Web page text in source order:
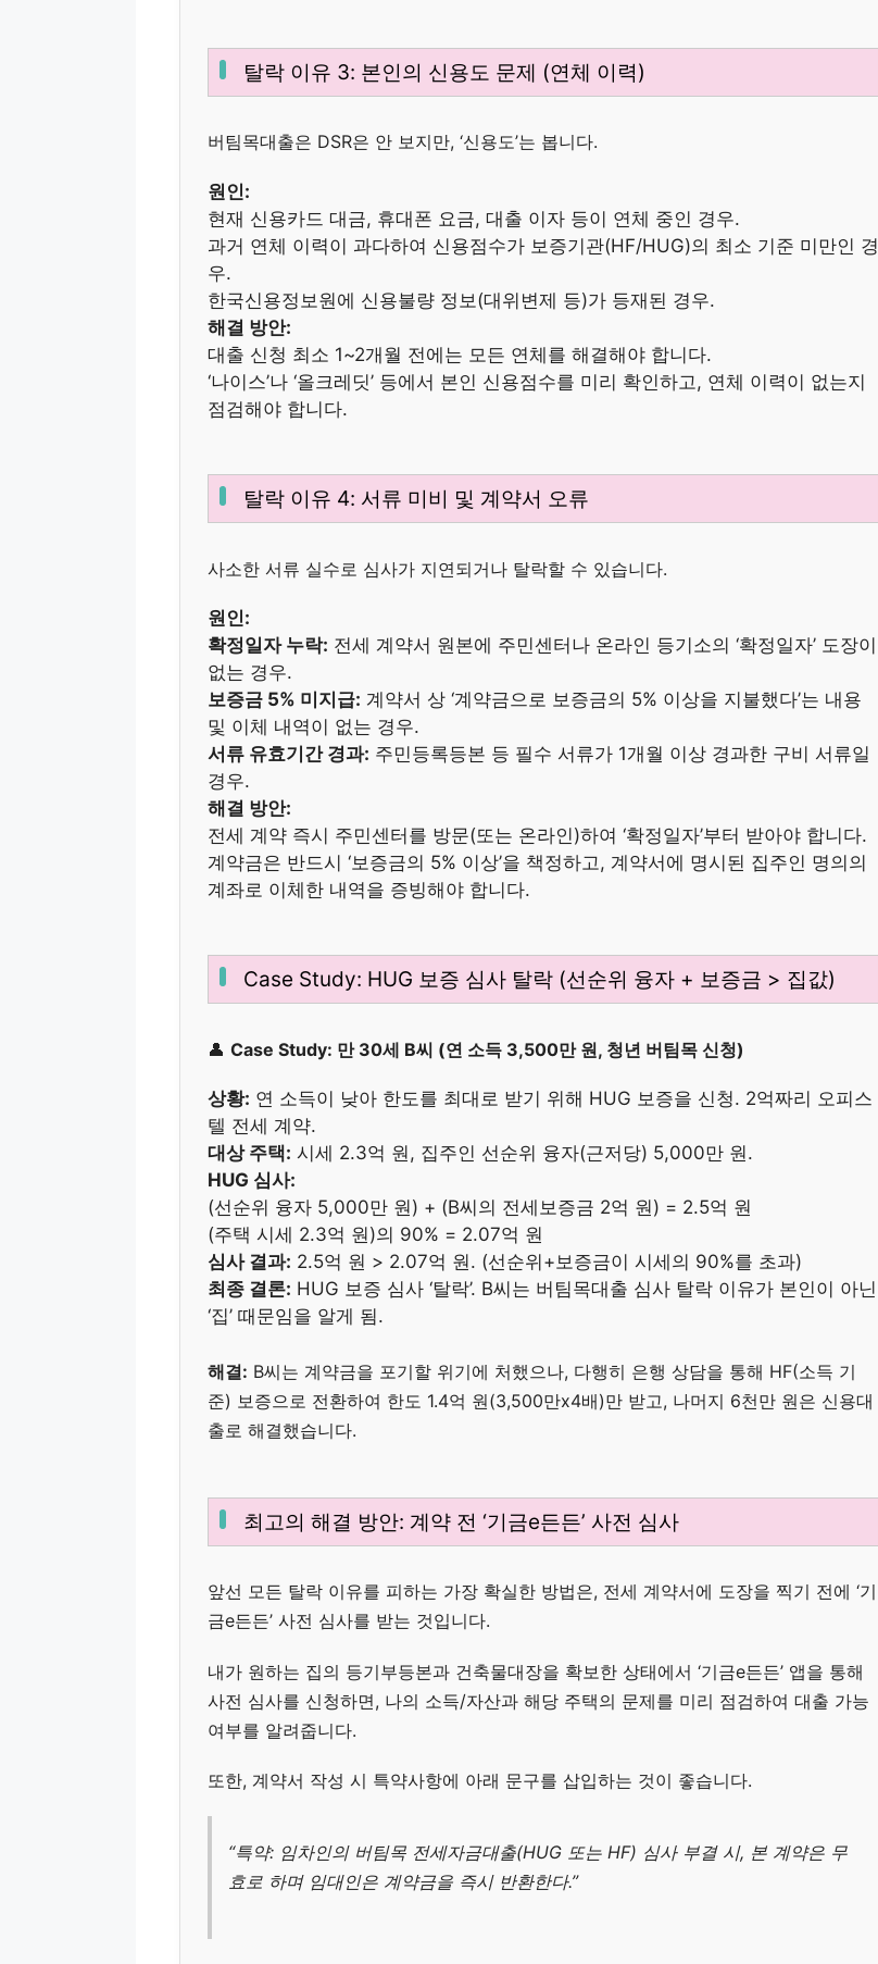
탈락 이유 3: 본인의 신용도 문제 (연체 이력)
버팀목대출은 DSR은 안 보지만, ‘신용도’는 봅니다.
원인:
현재 신용카드 대금, 휴대폰 요금, 대출 이자 등이 연체 중인 경우.
과거 연체 이력이 과다하여 신용점수가 보증기관(HF/HUG)의 최소 기준 미만인 경
우.
한국신용정보원에 신용불량 정보(대위변제 등)가 등재된 경우.
해결 방안:
대출 신청 최소 1~2개월 전에는 모든 연체를 해결해야 합니다.
‘나이스’나 ‘올크레딧’ 등에서 본인 신용점수를 미리 확인하고, 연체 이력이 없는지
점검해야 합니다.
탈락 이유 4: 서류 미비 및 계약서 오류
사소한 서류 실수로 심사가 지연되거나 탈락할 수 있습니다.
원인:
확정일자 누락: 전세 계약서 원본에 주민센터나 온라인 등기소의 ‘확정일자’ 도장이
없는 경우.
보증금 5% 미지급: 계약서 상 ‘계약금으로 보증금의 5% 이상을 지불했다’는 내용
및 이체 내역이 없는 경우.
서류 유효기간 경과: 주민등록등본 등 필수 서류가 1개월 이상 경과한 구비 서류일
경우.
해결 방안:
전세 계약 즉시 주민센터를 방문(또는 온라인)하여 ‘확정일자’부터 받아야 합니다.
계약금은 반드시 ‘보증금의 5% 이상’을 책정하고, 계약서에 명시된 집주인 명의의
계좌로 이체한 내역을 증빙해야 합니다.
Case Study: HUG 보증 심사 탈락 (선순위 융자 + 보증금 > 집값)
👤 Case Study: 만 30세 B씨 (연 소득 3,500만 원, 청년 버팀목 신청)
상황: 연 소득이 낮아 한도를 최대로 받기 위해 HUG 보증을 신청. 2억짜리 오피스
텔 전세 계약.
대상 주택: 시세 2.3억 원, 집주인 선순위 융자(근저당) 5,000만 원.
HUG 심사:
(선순위 융자 5,000만 원) + (B씨의 전세보증금 2억 원) = 2.5억 원
(주택 시세 2.3억 원)의 90% = 2.07억 원
심사 결과: 2.5억 원 > 2.07억 원. (선순위+보증금이 시세의 90%를 초과)
최종 결론: HUG 보증 심사 ‘탈락’. B씨는 버팀목대출 심사 탈락 이유가 본인이 아닌
‘집’ 때문임을 알게 됨.
해결: B씨는 계약금을 포기할 위기에 처했으나, 다행히 은행 상담을 통해 HF(소득 기
준) 보증으로 전환하여 한도 1.4억 원(3,500만x4배)만 받고, 나머지 6천만 원은 신용대
출로 해결했습니다.
최고의 해결 방안: 계약 전 ‘기금e든든’ 사전 심사
앞선 모든 탈락 이유를 피하는 가장 확실한 방법은, 전세 계약서에 도장을 찍기 전에 ‘기
금e든든’ 사전 심사를 받는 것입니다.
내가 원하는 집의 등기부등본과 건축물대장을 확보한 상태에서 ‘기금e든든’ 앱을 통해
사전 심사를 신청하면, 나의 소득/자산과 해당 주택의 문제를 미리 점검하여 대출 가능
여부를 알려줍니다.
또한, 계약서 작성 시 특약사항에 아래 문구를 삽입하는 것이 좋습니다.
“특약: 임차인의 버팀목 전세자금대출(HUG 또는 HF) 심사 부결 시, 본 계약은 무
효로 하며 임대인은 계약금을 즉시 반환한다.”